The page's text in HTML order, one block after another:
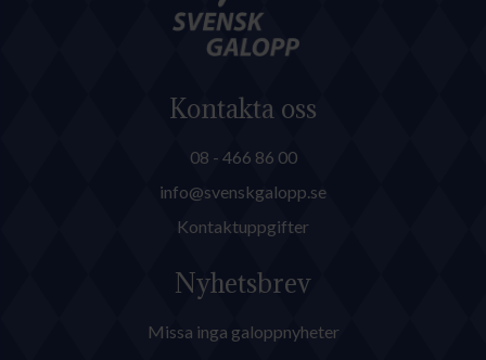
Kontakta oss
08 - 466 86 00
info@svenskgalopp.se
Kontaktuppgifter
Nyhetsbrev
Missa inga galoppnyheter